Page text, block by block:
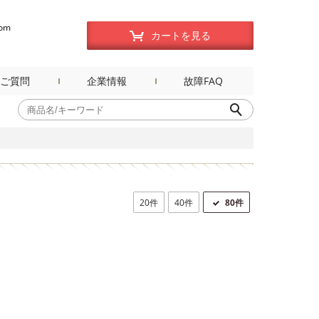
カートを見る
質問 企業情報 故障FAQ
20件 40件 80件